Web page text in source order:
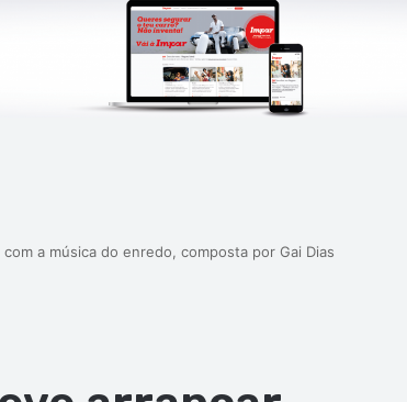
a música do enredo, composta por Gai Dias